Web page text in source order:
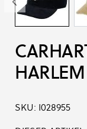
SKU: I028955